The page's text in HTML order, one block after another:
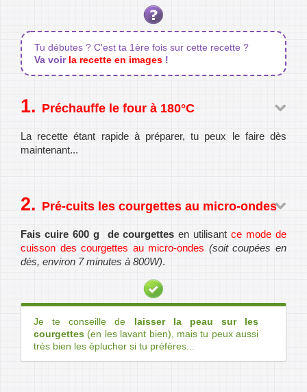
Tu débutes ? C'est ta 1ère fois sur cette recette ?
Va voir la recette en images !
Préchauffe le four à 180°C
La recette étant rapide à préparer, tu peux le faire dès
maintenant...
Pré-cuits les courgettes au micro-ondes
Fais cuire 600 g de courgettes en utilisantce mode de
cuisson des courgettes au micro-ondes (soit coupées en
dés, environ 7 minutes à 800W).
Je te conseille de laisser la peau sur les
courgettes (en les lavant bien), mais tu peux aussi
très bien les éplucher si tu préfères...